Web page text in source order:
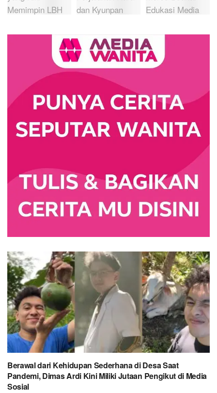
Berawal dari Kehidupan Sederhana di Desa Saat
Pandemi, Dimas Ardi Kini Miliki Jutaan Pengikut di Media
Sosial